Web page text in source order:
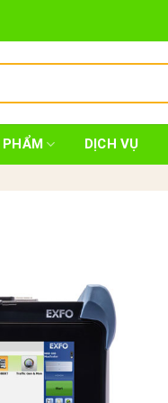
PHẨM DỊCH VỤ